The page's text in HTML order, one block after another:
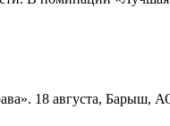
18 августа, Барыш,